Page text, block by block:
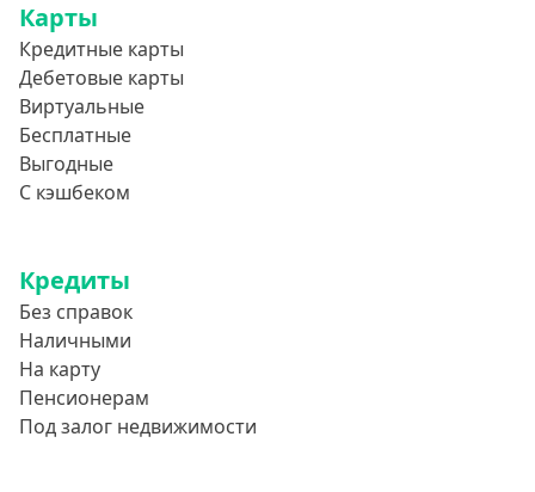
Карты
Кредитные карты
Дебетовые карты
Виртуальные
Бесплатные
Выгодные
С кэшбеком
Кредиты
Без справок
Наличными
На карту
Пенсионерам
Под залог недвижимости